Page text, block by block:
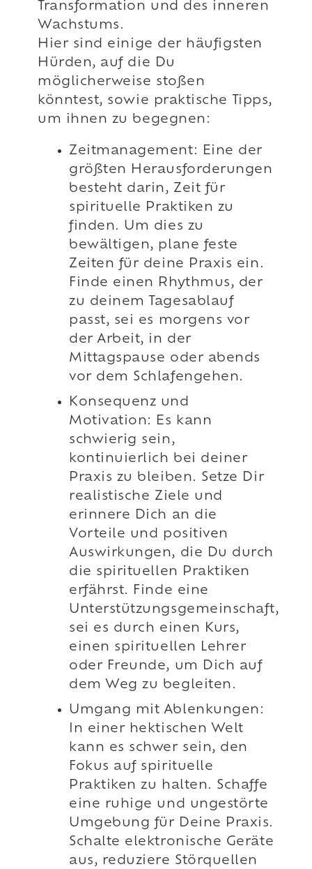
Transformation und des inneren
Wachstums.
Hier sind einige der häufigsten
Hürden, auf die Du
möglicherweise stoßen
könntest, sowie praktische Tipps,
um ihnen zu begegnen:
Zeitmanagement: Eine der
größten Herausforderungen
besteht darin, Zeit für
spirituelle Praktiken zu
finden. Um dies zu
bewältigen, plane feste
Zeiten für deine Praxis ein.
Finde einen Rhythmus, der
zu deinem Tagesablauf
passt, sei es morgens vor
der Arbeit, in der
Mittagspause oder abends
vor dem Schlafengehen.
Konsequenz und
Motivation: Es kann
schwierig sein,
kontinuierlich bei deiner
Praxis zu bleiben. Setze Dir
realistische Ziele und
erinnere Dich an die
Vorteile und positiven
Auswirkungen, die Du durch
die spirituellen Praktiken
erfährst. Finde eine
Unterstützungsgemeinschaft,
sei es durch einen Kurs,
einen spirituellen Lehrer
oder Freunde, um Dich auf
dem Weg zu begleiten.
Umgang mit Ablenkungen:
In einer hektischen Welt
kann es schwer sein, den
Fokus auf spirituelle
Praktiken zu halten. Schaffe
eine ruhige und ungestörte
Umgebung für Deine Praxis.
Schalte elektronische Geräte
aus, reduziere Störquellen